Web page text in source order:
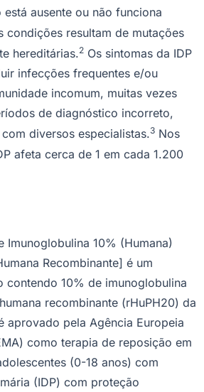
ausente ou não funciona
condições resultam de mutações
hereditárias.2 Os sintomas da IDP
infecções frequentes e/ou
incomum, muitas vezes
de diagnóstico incorreto,
diversos especialistas.3 Nos
afeta cerca de 1 em cada 1.200
Imunoglobulina 10% (Humana)
Recombinante] é um
contendo 10% de imunoglobulina
recombinante (rHuPH20) da
aprovado pela Agência Europeia
como terapia de reposição em
(0-18 anos) com
(IDP) com proteção